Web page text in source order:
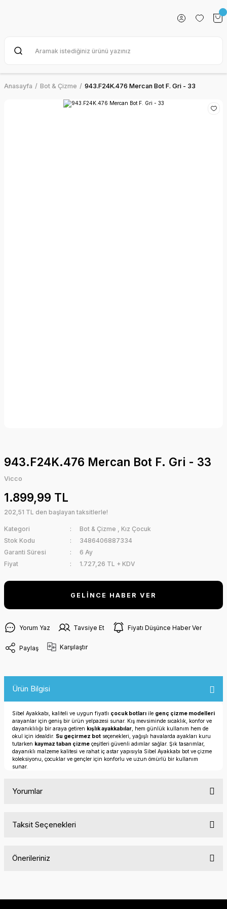
Anasayfa Bot & Çizme 943.F24K.476 Mercan Bot F. Gri - 33
943.F24K.476 Mercan Bot F. Gri - 33
Vicco
1.899,99 TL
202,51 TL den başlayan taksitlerle!
Kategori Bot & Çizme , Kız Çocuk
Stok Kodu
3486406887334
Garanti Süresi
6 Ay
Fiyat
1.727,26 TL + KDV
GELİNCE HABER VER
Yorum Yaz Tavsiye Et Fiyatı Düşünce Haber Ver
Paylaş Karşılaştır
Ürün Bilgisi
Sibel Ayakkabı, kaliteli ve uygun fiyatlı çocuk botları ile genç çizme modelleri
arayanlar için geniş bir ürün yelpazesi sunar. Kış mevsiminde sıcaklık, konfor ve
dayanıklılığı bir araya getiren kışlık ayakkabılar , hem günlük kullanım hem de
okul için idealdir. Su geçirmez bot seçenekleri, yağışlı havalarda ayakları kuru
tutarken kaymaz taban çizme çeşitleri güvenli adımlar sağlar. Şık tasarımlar,
dayanıklı malzeme kalitesi ve rahat iç astar yapısıyla Sibel Ayakkabı bot ve çizme
koleksiyonu, çocuklar ve gençler için konforlu ve uzun ömürlü bir kullanım
sunar.
Yorumlar
Taksit Seçenekleri
Önerileriniz